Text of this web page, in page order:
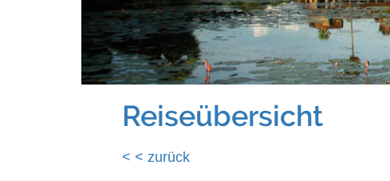
Reiseübersicht
< < zurück